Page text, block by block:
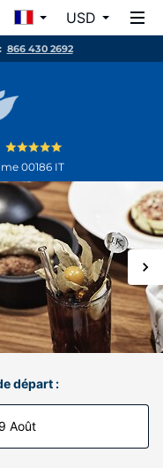
USD
866 430 2692
00186 IT
départ :
Août